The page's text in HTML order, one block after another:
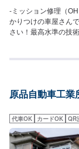
-ミッション修理（
かりつけの車屋さん
さい！最高水準の技
ただければ作業開始
原品自動車工業
代車OK カードOK QR